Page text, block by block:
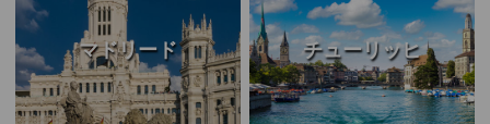
マドリード チューリッヒ